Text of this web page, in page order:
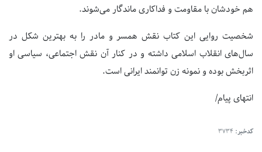
هم خودشان با مقاومت و فداکاری ماندگار می‌شوند.
شخصیت روایی این کتاب نقش همسر و مادر را به بهترین شکل در
سال‌های انقلاب اسلامی داشته و در کنار آن نقش اجتماعی، سیاسی او
اثربخش بوده و نمونه زن توانمند ایرانی است.
انتهای پیام/
کدخبر: 3734